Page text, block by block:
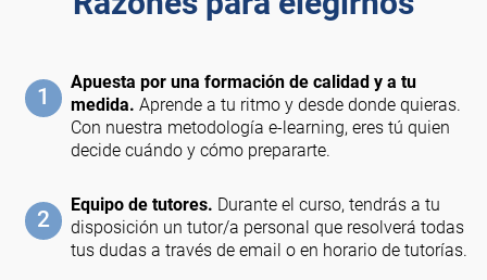
1
Apuesta por una formación de calidad y a tu
medida. Aprende a tu ritmo y desde donde quieras.
Con nuestra metodología e-learning, eres tú quien
decide cuándo y cómo prepararte.
2
Equipo de tutores. Durante el curso, tendrás a tu
disposición un tutor/a personal que resolverá todas
tus dudas a través de email o en horario de tutorías.